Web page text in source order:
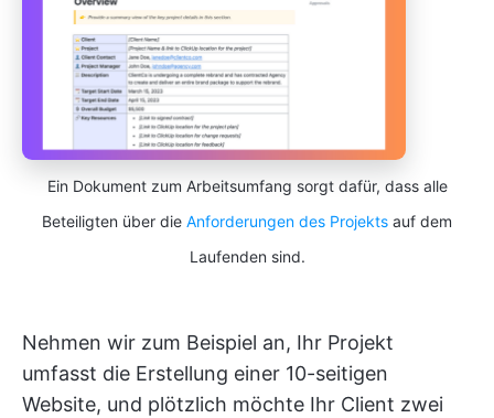
Ein Dokument zum Arbeitsumfang sorgt dafür, dass alle
Beteiligten über die Anforderungen des Projekts auf dem
Laufenden sind.
Nehmen wir zum Beispiel an, Ihr Projekt
umfasst die Erstellung einer 10-seitigen
Website, und plötzlich möchte Ihr Client zwei